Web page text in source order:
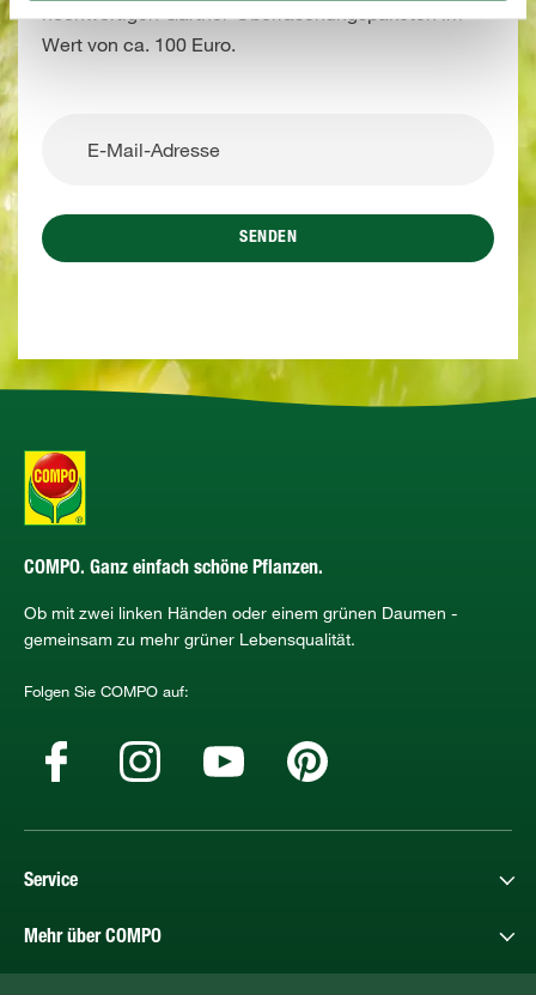
hochwertigen Gärtner-Überraschungspaketen im
Wert von ca. 100 Euro.
SENDEN
COMPO. Ganz einfach schöne Pflanzen.
Ob mit zwei linken Händen oder einem grünen Daumen -
gemeinsam zu mehr grüner Lebensqualität.
Folgen Sie COMPO auf:
Service
Mehr über COMPO